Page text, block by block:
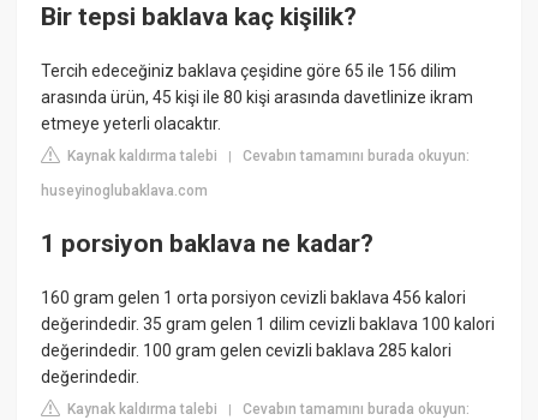
Bir tepsi baklava kaç kişilik?
Tercih edeceğiniz baklava çeşidine göre 65 ile 156 dilim
arasında ürün, 45 kişi ile 80 kişi arasında davetlinize ikram
etmeye yeterli olacaktır.
Kaynak kaldırma talebi |Cevabın tamamını burada okuyun:
huseyinoglubaklava.com
1 porsiyon baklava ne kadar?
160 gram gelen 1 orta porsiyon cevizli baklava 456 kalori
değerindedir. 35 gram gelen 1 dilim cevizli baklava 100 kalori
değerindedir. 100 gram gelen cevizli baklava 285 kalori
değerindedir.
Kaynak kaldırma talebi |Cevabın tamamını burada okuyun: